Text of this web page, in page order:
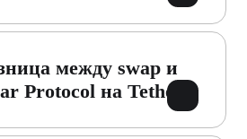
между swap и
Protocol на Tether?